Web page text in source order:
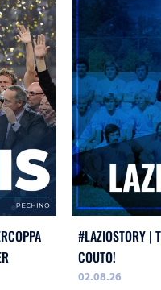
#LAZIOSTORY |
COUTO!
02.08.26